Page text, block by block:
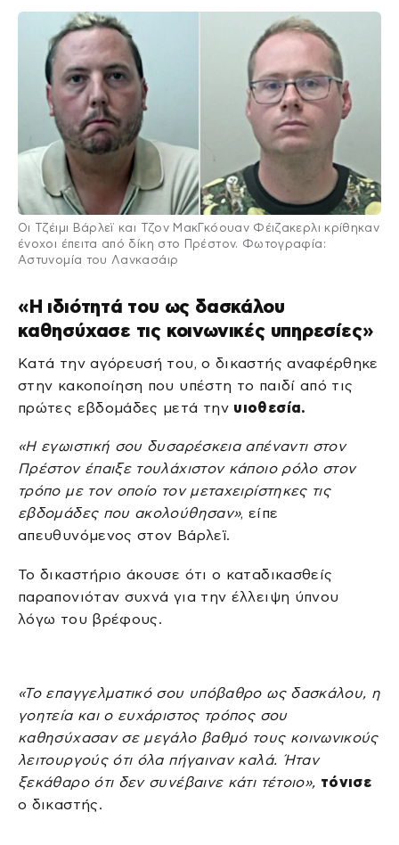
Οι Τζέιμι Βάρλεϊ και Τζον ΜακΓκόουαν Φέιζακερλι κρίθηκαν
ένοχοι έπειτα από δίκη στο Πρέστον. Φωτογραφία:
Αστυνομία του Λανκασάιρ
«Η ιδιότητά του ως δασκάλου
καθησύχασε τις κοινωνικές υπηρεσίες»
Κατά την αγόρευσή του, ο δικαστής αναφέρθηκε
στην κακοποίηση που υπέστη το παιδί από τις
πρώτες εβδομάδες μετά την υιοθεσία.
«Η εγωιστική σου δυσαρέσκεια απέναντι στον
Πρέστον έπαιξε τουλάχιστον κάποιο ρόλο στον
τρόπο με τον οποίο τον μεταχειρίστηκες τις
εβδομάδες που ακολούθησαν», είπε
απευθυνόμενος στον Βάρλεϊ.
Το δικαστήριο άκουσε ότι ο καταδικασθείς
παραπονιόταν συχνά για την έλλειψη ύπνου
λόγω του βρέφους.
«Το επαγγελματικό σου υπόβαθρο ως δασκάλου, η
γοητεία και ο ευχάριστος τρόπος σου
καθησύχασαν σε μεγάλο βαθμό τους κοινωνικούς
λειτουργούς ότι όλα πήγαιναν καλά. Ήταν
ξεκάθαρο ότι δεν συνέβαινε κάτι τέτοιο», τόνισε
ο δικαστής.